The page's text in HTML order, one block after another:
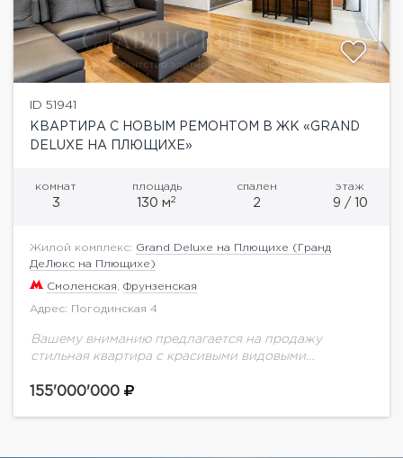
ID 51941
КВАРТИРА С НОВЫМ РЕМОНТОМ В ЖК «GRAND
DELUXE НА ПЛЮЩИХЕ»
комнат
3
площадь
130 м2
спален
2
этаж
9 / 10
Жилой комплекс: Grand Deluxe на Плющихе (Гранд
ДеЛюкс на Плющихе)
Смоленская Фрунзенская
Адрес: Погодинская 4
Вашему вниманию предлагается на продажу
стильная квартира с красивыми видовыми
качественный дорогостоящий ремонт в светлых
155'000'000